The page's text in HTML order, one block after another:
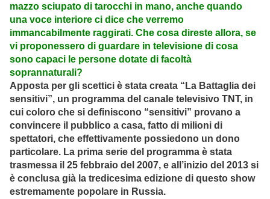
mazzo sciupato di tarocchi in mano, anche quando
una voce interiore ci dice che verremo
immancabilmente raggirati. Che cosa direste allora, se
vi proponessero di guardare in televisione di cosa
sono capaci le persone dotate di facoltà
soprannaturali?
Apposta per gli scettici è stata creata “La Battaglia dei
sensitivi”, un programma del canale televisivo TNT, in
cui coloro che si definiscono “sensitivi” provano a
convincere il pubblico a casa, fatto di milioni di
spettatori, che effettivamente possiedono un dono
particolare. La prima serie del programma è stata
trasmessa il 25 febbraio del 2007, e all’inizio del 2013 si
è conclusa già la tredicesima edizione di questo show
estremamente popolare in Russia.